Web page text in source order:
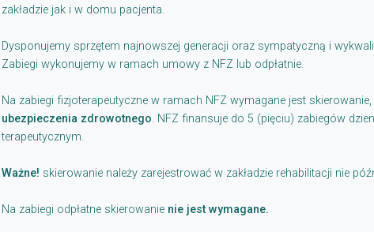
zakładzie jak i w domu pacjenta.
Dysponujemy sprzętem najnowszej generacji oraz sympatyczną i
Zabiegi wykonujemy w ramach umowy z NFZ lub odpłatnie.
Na zabiegi fizjoterapeutyczne w ramach NFZ wymagane jest
ubezpieczenia zdrowotnego. NFZ finansuje do 5 (pięciu) zabiegów
terapeutycznym.
Ważne! skierowanie należy zarejestrować w zakładzie rehabilitacji nie
Na zabiegi odpłatne skierowanie nie jest wymagane.